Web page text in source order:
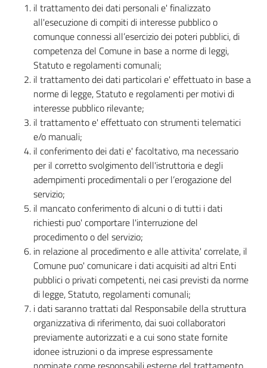
Street
argomenti...
il trattamento dei dati personali e' finalizzato
all'esecuzione di compiti di interesse pubblico o
comunque connessi all’esercizio dei poteri pubblici, di
competenza del Comune in base a norme di leggi,
Statuto e regolamenti comunali;
il trattamento dei dati particolari e' effettuato in base a
norme di legge, Statuto e regolamenti per motivi di
interesse pubblico rilevante;
il trattamento e' effettuato con strumenti telematici
e/o manuali;
il conferimento dei dati e' facoltativo, ma necessario
per il corretto svolgimento dell'istruttoria e degli
adempimenti procedimentali o per l’erogazione del
servizio;
il mancato conferimento di alcuni o di tutti i dati
richiesti puo' comportare l'interruzione del
procedimento o del servizio;
in relazione al procedimento e alle attivita' correlate, il
Comune puo' comunicare i dati acquisiti ad altri Enti
pubblici o privati competenti, nei casi previsti da norme
di legge, Statuto, regolamenti comunali;
i dati saranno trattati dal Responsabile della struttura
organizzativa di riferimento, dai suoi collaboratori
previamente autorizzati e a cui sono state fornite
idonee istruzioni o da imprese espressamente